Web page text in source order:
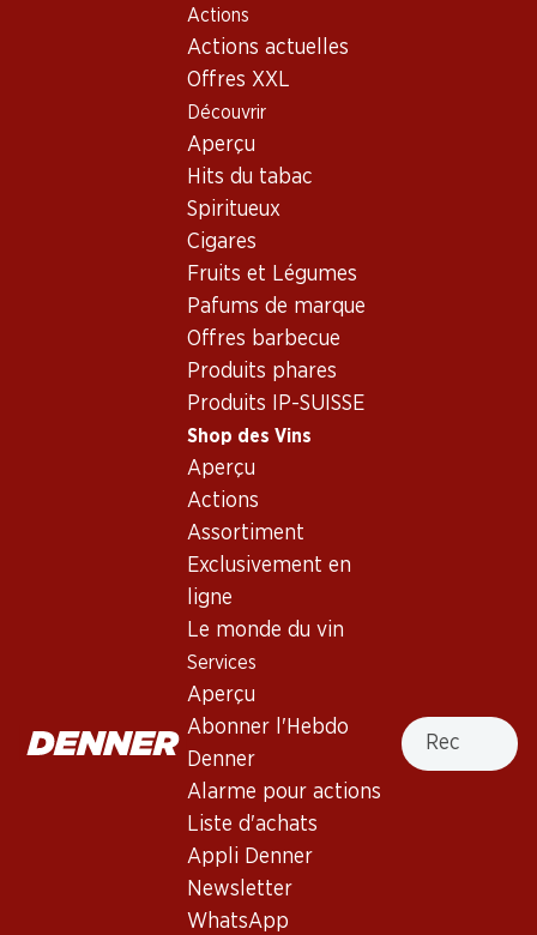
Actions
Actions actuelles
Offres XXL
Découvrir
Aperçu
Hits du tabac
Spiritueux
Cigares
Fruits et Légumes
Pafums de marque
Offres barbecue
Produits phares
Produits IP-SUISSE
Shop des Vins
Aperçu
Actions
Assortiment
Exclusivement en
ligne
Le monde du vin
Services
Aperçu
Abonner l'Hebdo
Denner
Alarme pour actions
Liste d'achats
Appli Denner
Newsletter
WhatsApp
Recherche
Shop des Vins
Rosé_old - Afrique du Sud
Boschendal Chardonnay
Exclusivité web !
Bouteille: 26.95
The Chocolate Block
2022
Zonneberg Sauvignon Blanc
23.40